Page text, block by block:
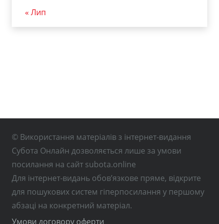
« Лип
© Використання матеріалів з інтернет-видання
Субота Онлайн дозволяється лише за умови
посилання на сайт subota.online
Для інтернет-видань обов’язкове пряме, відкрите
для пошукових систем гіперпосилання у першому
абзаці на конкретний матеріал.
Умови договору оферти